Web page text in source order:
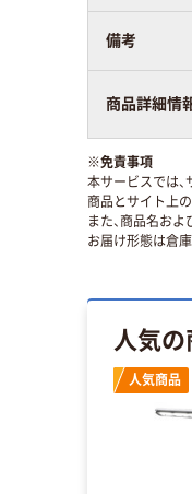
備考
商品詳細情
※免責事項
本サービスでは、
商品とサイト上
また、商品名お
お届け形態は倉
人気
人気商品